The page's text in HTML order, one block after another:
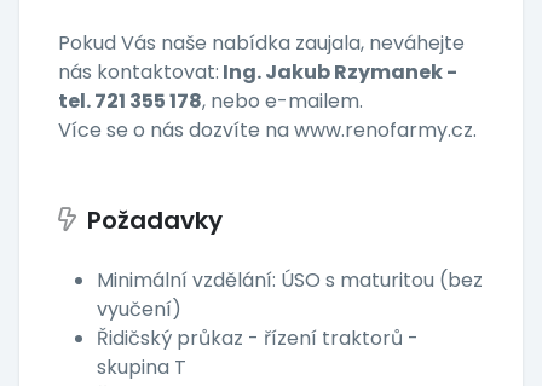
Pokud Vás naše nabídka zaujala, neváhejte
nás kontaktovat: Ing. Jakub Rzymanek -
tel. 721 355 178, nebo e-mailem.
Více se o nás dozvíte na www.renofarmy.cz.
Požadavky
Minimální vzdělání: ÚSO s maturitou (bez
vyučení)
Řidičský průkaz - řízení traktorů -
skupina T